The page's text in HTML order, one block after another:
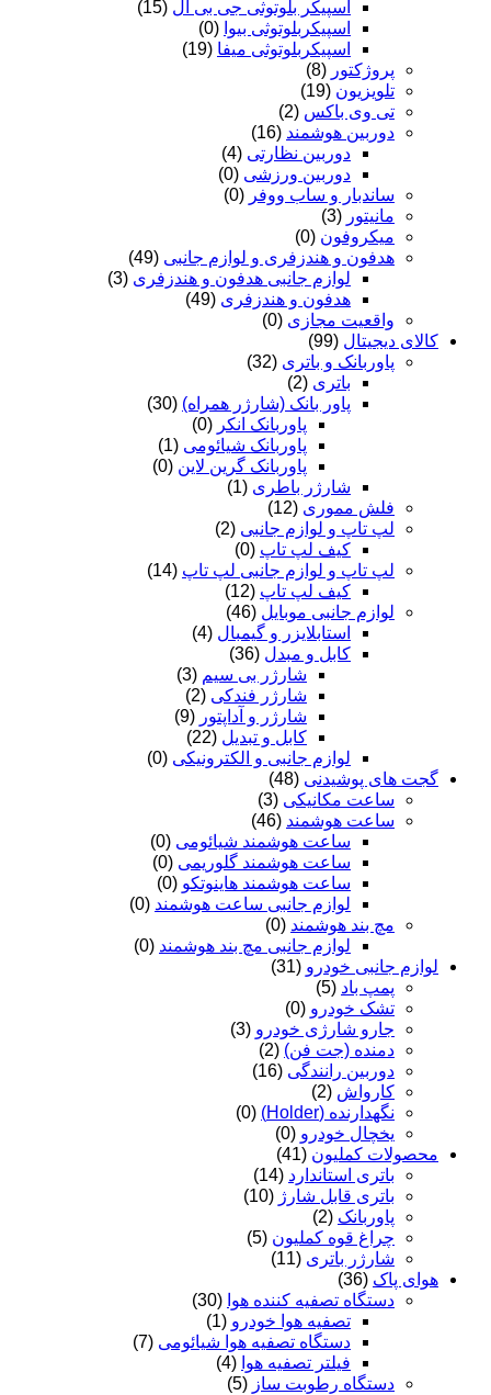
اسپیکر بلوتوثی جی بی ال (15)
اسپیکربلوتوثی بیوا (0)
اسپیکربلوتوثی میفا (19)
پروژکتور (8)
تلویزیون (19)
تی وی باکس (2)
دوربین هوشمند (16)
دوربین نظارتی (4)
دوربین ورزشی (0)
ساندبار و ساب ووفر (0)
مانیتور (3)
میکروفون (0)
هدفون و هندزفری و لوازم جانبی (49)
لوازم جانبی هدفون و هندزفری (3)
هدفون و هندزفری (49)
واقعیت مجازی (0)
کالای دیجیتال (99)
پاوربانک و باتری (32)
باتری (2)
پاور بانک (شارژر همراه) (30)
پاوربانک انکر (0)
پاوربانک شیائومی (1)
پاوربانک گرین لاین (0)
شارژر باطری (1)
فلش مموری (12)
لپ تاپ و لوازم جانبی (2)
کیف لپ تاپ (0)
لپ تاپ و لوازم جانبی لپ تاپ (14)
کیف لپ تاپ (12)
لوازم جانبی موبایل (46)
استابلایزر و گیمبال (4)
کابل و مبدل (36)
شارژر بی سیم (3)
شارژر فندکی (2)
شارژر و آداپتور (9)
کابل و تبدیل (22)
لوازم جانبی و الکترونیکی (0)
گجت های پوشیدنی (48)
ساعت مکانیکی (3)
ساعت هوشمند (46)
ساعت هوشمند شیائومی (0)
ساعت هوشمند گلوریمی (0)
ساعت هوشمند هاینوتکو (0)
لوازم جانبی ساعت هوشمند (0)
مچ بند هوشمند (0)
لوازم جانبی مچ بند هوشمند (0)
لوازم جانبی خودرو (31)
پمپ باد (5)
تشک خودرو (0)
جارو شارژی خودرو (3)
دمنده (جت فن) (2)
دوربین رانندگی (16)
کارواش (2)
نگهدارنده (Holder)
(0)
یخچال خودرو (0)
محصولات کملیون (41)
باتری استاندارد (14)
باتری قابل شارژ (10)
پاوربانک (2)
چراغ قوه کملیون (5)
شارژر باتری (11)
هوای پاک (36)
دستگاه تصفیه کننده هوا (30)
تصفیه هوا خودرو (1)
دستگاه تصفیه هوا شیائومی (7)
فیلتر تصفیه هوا (4)
دستگاه رطوبت ساز (5)